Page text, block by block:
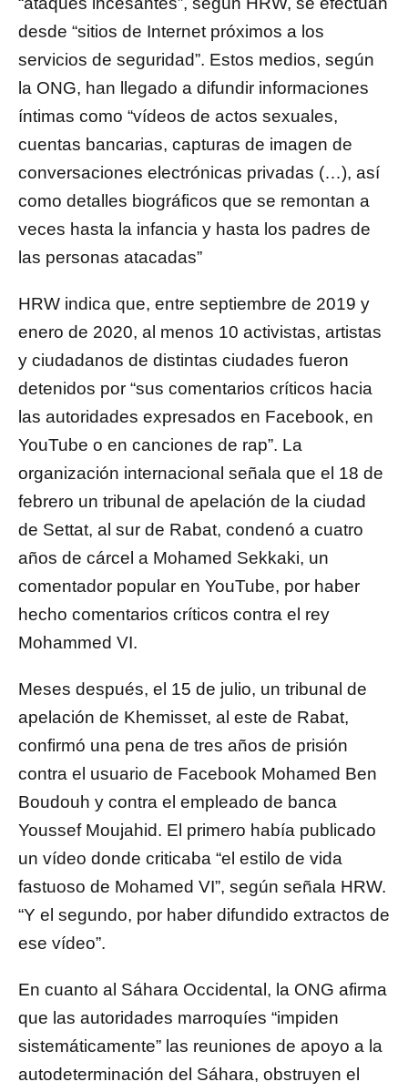
desde “sitios de Internet próximos a los
servicios de seguridad”. Estos medios, según
la ONG, han llegado a difundir informaciones
íntimas como “vídeos de actos sexuales,
cuentas bancarias, capturas de imagen de
conversaciones electrónicas privadas (…), así
como detalles biográficos que se remontan a
veces hasta la infancia y hasta los padres de
las personas atacadas”
HRW indica que, entre septiembre de 2019 y
enero de 2020, al menos 10 activistas, artistas
y ciudadanos de distintas ciudades fueron
detenidos por “sus comentarios críticos hacia
las autoridades expresados en Facebook, en
YouTube o en canciones de rap”. La
organización internacional señala que el 18 de
febrero un tribunal de apelación de la ciudad
de Settat, al sur de Rabat, condenó a cuatro
años de cárcel a Mohamed Sekkaki, un
comentador popular en YouTube, por haber
hecho comentarios críticos contra el rey
Mohammed VI.
Meses después, el 15 de julio, un tribunal de
apelación de Khemisset, al este de Rabat,
confirmó una pena de tres años de prisión
contra el usuario de Facebook Mohamed Ben
Boudouh y contra el empleado de banca
Youssef Moujahid. El primero había publicado
un vídeo donde criticaba “el estilo de vida
fastuoso de Mohamed VI”, según señala HRW.
“Y el segundo, por haber difundido extractos de
ese vídeo”.
En cuanto al Sáhara Occidental, la ONG afirma
que las autoridades marroquíes “impiden
sistemáticamente” las reuniones de apoyo a la
autodeterminación del Sáhara, obstruyen el